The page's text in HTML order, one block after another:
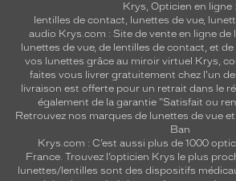
Krys, Opticien en ligne :
lentilles de contact, lunettes de vue,
audio Krys.com : Site de vente en ligne de
lunettes de vue, de lentilles de contact, et
vos lunettes grâce au miroir virtuel Krys,
faites vous livrer gratuitement chez l'un
livraison est offerte pour un retrait dans le
également de la garantie "Satisfait ou
Retrouvez nos marques de lunettes de vue et
Ban
Krys.com : C’est aussi plus de 1000
France. Trouvez l’opticien Krys le plus
lunettes/lentilles sont des dispositifs